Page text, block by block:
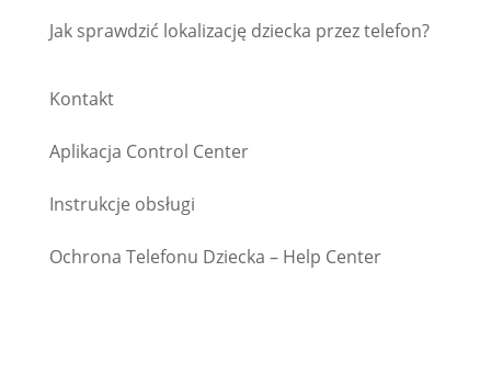
Jak sprawdzić lokalizację dziecka przez telefon?
Kontakt
Aplikacja Control Center
Instrukcje obsługi
Ochrona Telefonu Dziecka – Help Center